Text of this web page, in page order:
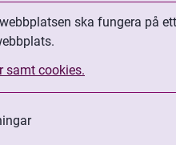
ska fungera på
samt cookies.